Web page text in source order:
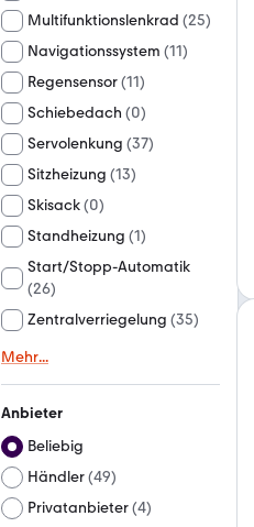
Multifunktionslenkrad (25)
Navigationssystem (11)
Regensensor(11)
Schiebedach (0)
Servolenkung (37)
Sitzheizung (13)
Skisack(0)
Standheizung (1)
Start/Stopp-Automatik
(26)
Zentralverriegelung (35)
Mehr...
Anbieter
Beliebig
Händler(49)
Privatanbieter(4)